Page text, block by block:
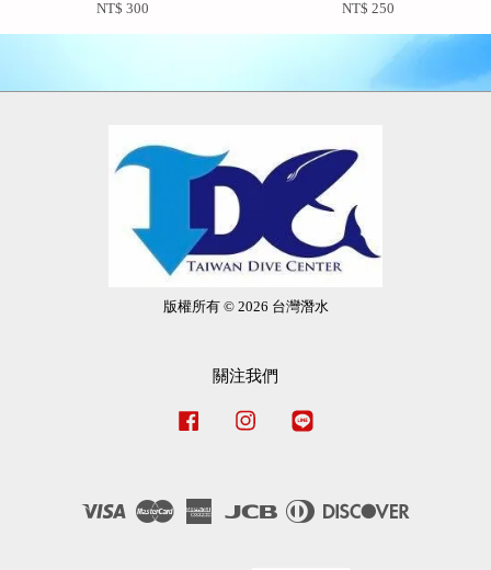
NT$ 300 NT$ 250
版權所有 © 2026 台灣潛水
關注我們
Facebook Instagram
Visa Master
American
JCB
Diners